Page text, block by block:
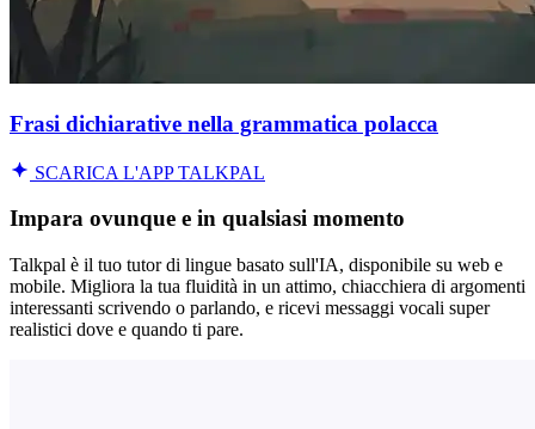
Frasi dichiarative nella grammatica polacca
SCARICA L'APP TALKPAL
Impara ovunque e in qualsiasi momento
Talkpal è il tuo tutor di lingue basato sull'IA, disponibile su web e
mobile. Migliora la tua fluidità in un attimo, chiacchiera di argomenti
interessanti scrivendo o parlando, e ricevi messaggi vocali super
realistici dove e quando ti pare.